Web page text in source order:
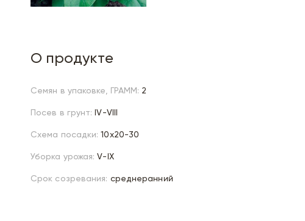
О продукте
Семян в упаковке, ГРАММ: 2
Посев в грунт: IV-VIII
Схема посадки: 10х20-30
Уборка урожая: V-IX
Срок созревания: среднеранний